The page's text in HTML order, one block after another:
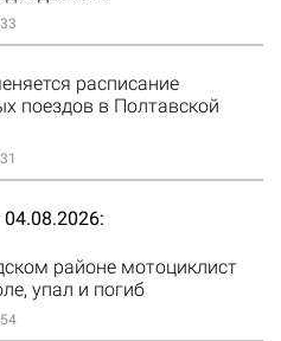
расписание
поездов в Полтавской
районе мотоциклист
упал и погиб